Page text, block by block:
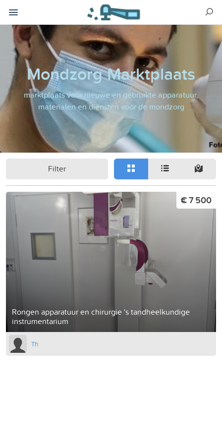
Mondzorg Marktplaats
marktplaats voor nieuwe en gebruikte apparatuur,
materialen en diensten voor de mondzorg
Filter
Rongen apparatuur en chirurgie 's tandheelkundige
instrumentarium
€ 7 500
Th